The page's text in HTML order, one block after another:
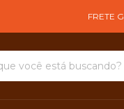
FRETE